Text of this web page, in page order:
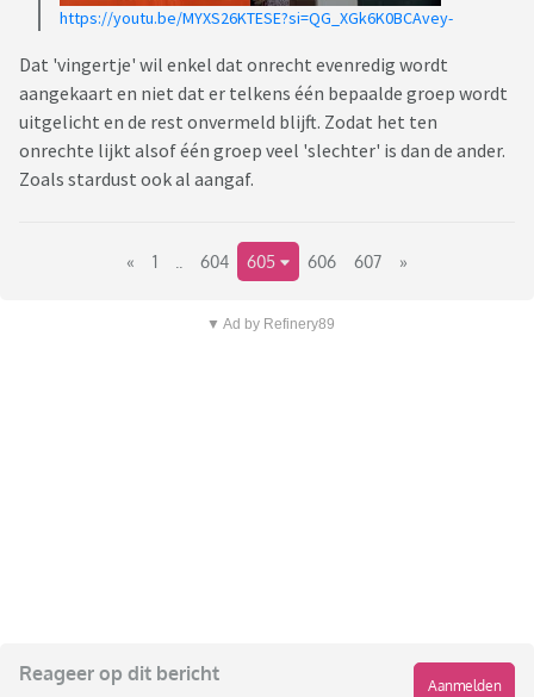
https://youtu.be/MYXS26KTESE?si=QG_XGk6K0BCAvey-
Dat 'vingertje' wil enkel dat onrecht evenredig wordt
aangekaart en niet dat er telkens één bepaalde groep wordt
uitgelicht en de rest onvermeld blijft. Zodat het ten
onrechte lijkt alsof één groep veel 'slechter' is dan de ander.
Zoals stardust ook al aangaf.
« 1 604 605 606 607 »
▼ Ad by Refinery89
Reageer op dit bericht
Aanmelden